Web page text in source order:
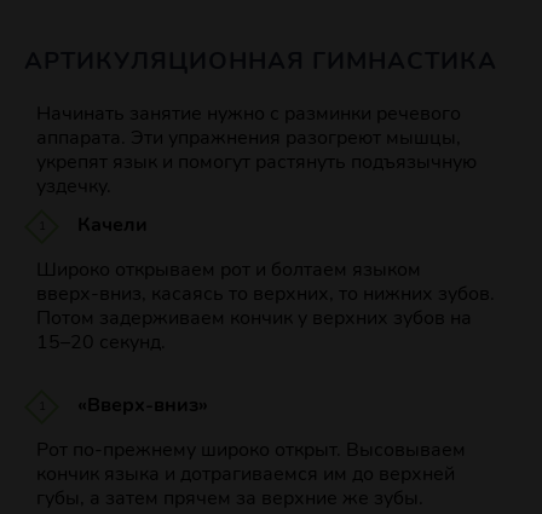
Начинать занятие нужно с разминки речевого
аппарата. Эти упражнения разогреют мышцы,
укрепят язык и помогут растянуть подъязычную
уздечку.
Качели
Широко открываем рот и болтаем языком
вверх‑вниз, касаясь то верхних, то нижних зубов.
Потом задерживаем кончик у верхних зубов на
15–20 секунд.
«Вверх-вниз»
Рот по‑прежнему широко открыт. Высовываем
кончик языка и дотрагиваемся им до верхней
губы, а затем прячем за верхние же зубы.